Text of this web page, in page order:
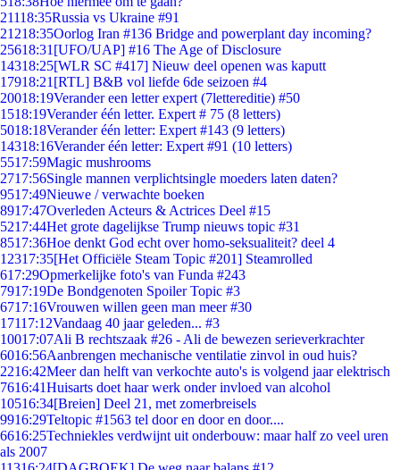
21118:35Russia vs Ukraine #91
21218:35Oorlog Iran #136 Bridge and powerplant day incoming?
25618:31 [UFO/UAP] #16 The Age of Disclosure
14318:25[WLR SC #417] Nieuw deel openen was kaputt
17918:21 [RTL] B&B vol liefde 6de seizoen #4
20018:19Verander een letter expert (7lettereditie) #50
1518:19Verander één letter. Expert # 75 (8 letters)
5018:18Verander één letter: Expert #143 (9 letters)
14318:16Verander één letter: Expert #91 (10 letters)
5517:59Magic mushrooms
2717:56Single mannen verplichtsingle moeders laten daten?
9517:49Nieuwe / verwachte boeken
8917:47Overleden Acteurs & Actrices Deel #15
5217:44Het grote dagelijkse Trump nieuws topic #31
8517:36Hoe denkt God echt over homo-seksualiteit? deel 4
12317:35[Het Officiële Steam Topic #201] Steamrolled
617:29Opmerkelijke foto's van Funda #243
7917:19De Bondgenoten Spoiler Topic #3
6717:16Vrouwen willen geen man meer #30
17117:12Vandaag 40 jaar geleden... #3
10017:07Ali B rechtszaak #26 - Ali de bewezen serieverkrachter
6016:56Aanbrengen mechanische ventilatie zinvol in oud huis?
2216:42Meer dan helft van verkochte auto's is volgend jaar elektrisch
7616:41Huisarts doet haar werk onder invloed van alcohol
10516:34[Breien] Deel 21, met zomerbreisels
9916:29Teltopic #1563 tel door en door en door....
6616:25Techniekles verdwijnt uit onderbouw: maar half zo veel uren
als 2007